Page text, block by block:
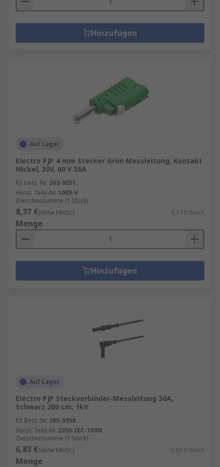
Hinzufügen
Auf Lager
Electro PJP 4 mm Stecker Grün Messleitung, Kontakt
Nickel, 30V, 60 V 36A
RS Best.-Nr. 263-9051
Herst. Teile-Nr. 1089-V
Zwischensumme (1 Stück)
8,37 €(ohne MwSt.) 8,37 €/Stück
Menge
Hinzufügen
Auf Lager
Electro PJP Steckverbinder-Messleitung 36A,
Schwarz 200 cm, 1kV
RS Best.-Nr. 285-5958
Herst. Teile-Nr. 2350-IEC-100N
Zwischensumme (1 Stück)
6,83 €(ohne MwSt.) 6,83 €/Stück
Menge